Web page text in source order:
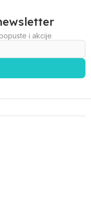
i akcije